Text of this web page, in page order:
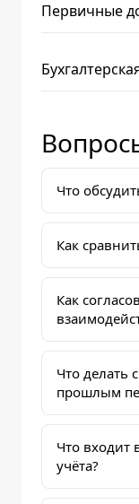
Первичные
Что
Как
Как
Что делать
прошлым
Что входит
учёта?